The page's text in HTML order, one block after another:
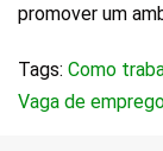
promover um
Tags: Como
Vaga de